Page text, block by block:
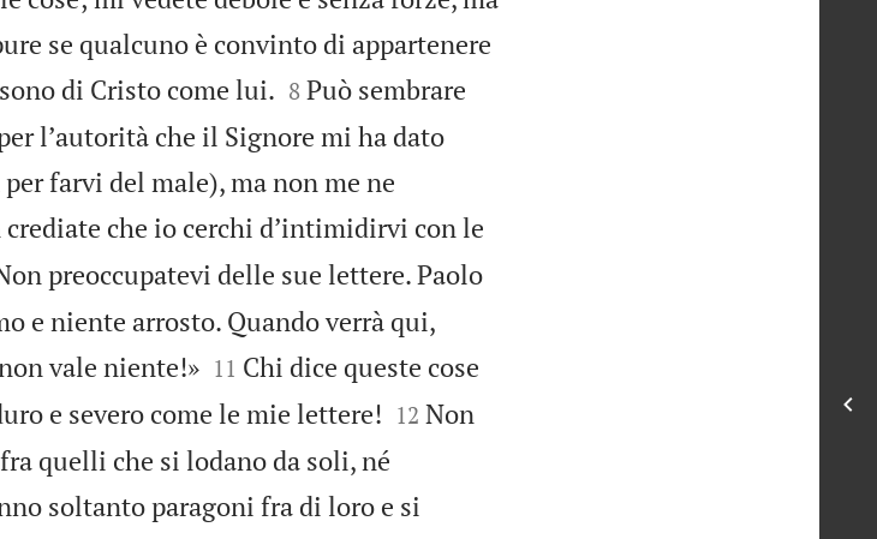
se qualcuno è convinto di appartenere
di Cristo come lui.
8 Può sembrare
lʼautorità che il Signore mi ha dato
farvi del male), ma non me ne
che io cerchi dʼintimidirvi con le
preoccupatevi delle sue lettere. Paolo
e niente arrosto. Quando verrà qui,
vale niente!»
11 Chi dice queste cose
e severo come le mie lettere!
12 Non
quelli che si lodano da soli, né
soltanto paragoni fra di loro e si